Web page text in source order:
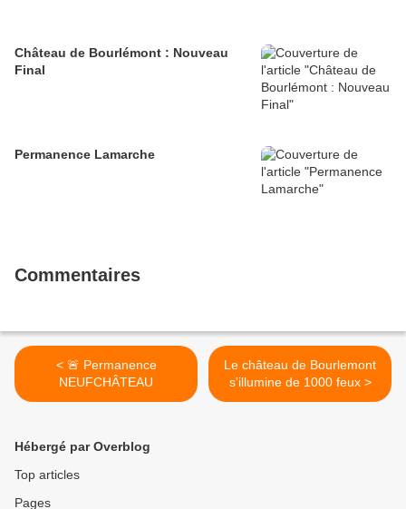
Château de Bourlémont : Nouveau
Final
Permanence Lamarche
Commentaires
< 🚨 Permanence
NEUFCHÂTEAU
Le château de Bourlemont
s'illumine de 1000 feux >
Hébergé par Overblog
Top articles
Pages